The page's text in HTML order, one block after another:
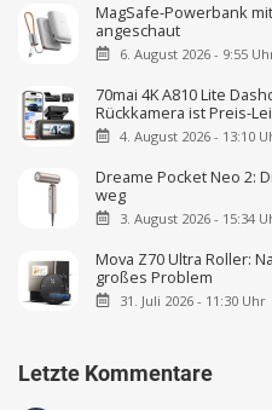
MagSafe-Powerbank
angeschaut
6. August 2026 - 9:55
70mai 4K A810 Lite
Rückkamera ist Preis-
4. August 2026 - 13:10
Dreame Pocket Neo 2:
weg
3. August 2026 - 15:34
Mova Z70 Ultra Roller:
großes Problem
31. Juli 2026 - 11:30 Uhr
Letzte Kommentare